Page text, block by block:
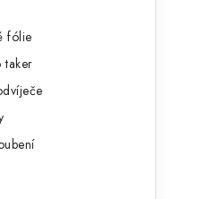
fólie
taker